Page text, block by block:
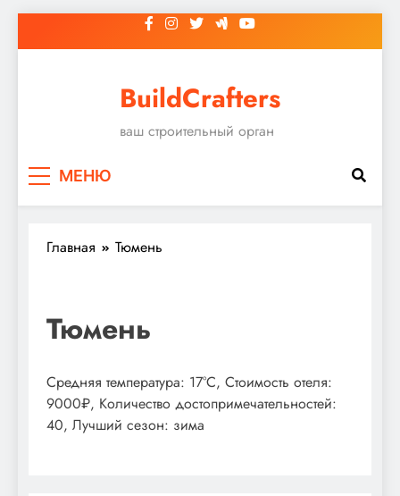
к
BuildCrafters
ваш строительный орган
МЕНЮ
Главная Тюмень
Тюмень
Средняя температура: 17°C, Стоимость отеля:
9000₽, Количество достопримечательностей:
40, Лучший сезон: зима